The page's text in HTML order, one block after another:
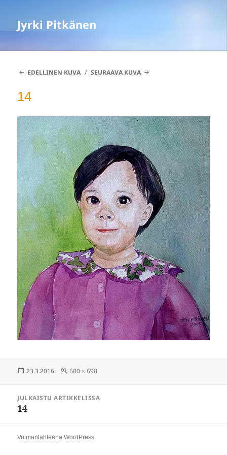
Jyrki Pitkänen
EDELLINEN KUVA SEURAAVA KUVA
14
Julkaistu
23.3.2016 Täysikokoinen
600 × 698
selaus
JULKAISTU ARTIKKELISSA
14
Voimanlähteenä WordPress